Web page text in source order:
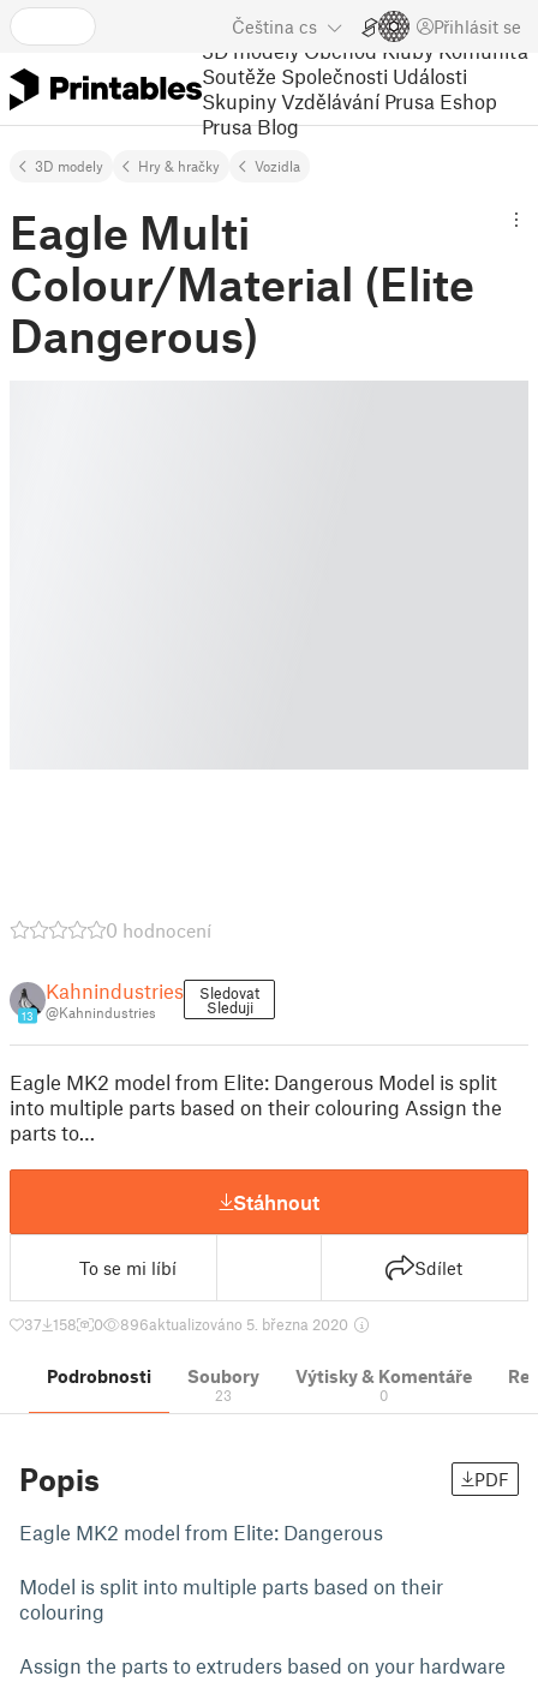
Čeština cs Přihlásit se
3D modely Obchod Kluby Komunita
Soutěže Společnosti Události
Skupiny Vzdělávání Prusa Eshop
Prusa Blog
3D modely Hry & hračky Vozidla
Eagle Multi
Colour/Material (Elite
Dangerous)
0 hodnocení
13
Kahnindustries
@Kahnindustries
Sledovat
Sleduji
Eagle MK2 model from Elite: Dangerous Model is split
into multiple parts based on their colouring Assign the
parts to…
Stáhnout
To se mi líbí Sdílet
37 158 0 896aktualizováno 5. března 2020
Podrobnosti Soubory
23
Výtisky & Komentáře
0
Popis PDF
Eagle MK2 model from Elite: Dangerous
Model is split into multiple parts based on their
colouring
Assign the parts to extruders based on your hardware